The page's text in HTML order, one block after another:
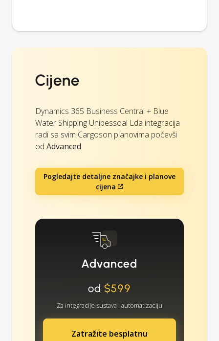
Cijene
Dynamics 365 Business Central + Blue
Water Shipping Unipessoal Lda integracija
radi sa svim Cargoson planovima počevši
od Advanced.
Pogledajte detaljne značajke i planove
cijena
Advanced
od $599
Za integracije sustava i automatizaciju
Zatražite besplatnu